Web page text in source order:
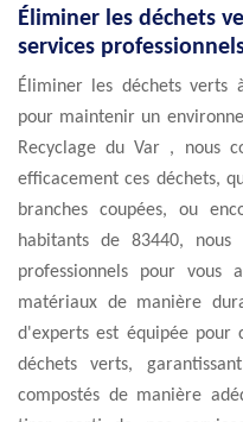
Éliminer les déchets
services
Éliminer les déchets verts
pour maintenir un
Recyclage du Var , nous
efficacement ces déchets,
branches coupées, ou
habitants de 83440,
professionnels pour vous
matériaux de manière
d'experts est équipée
déchets verts,
compostés de manière